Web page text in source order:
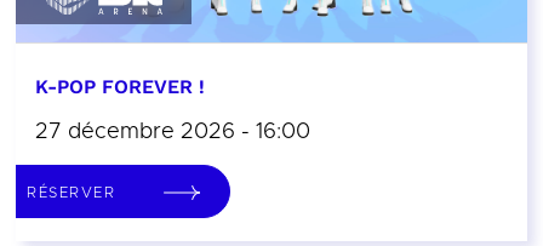
K-POP FOREVER !
27 décembre 2026 - 16:00
RÉSERVER